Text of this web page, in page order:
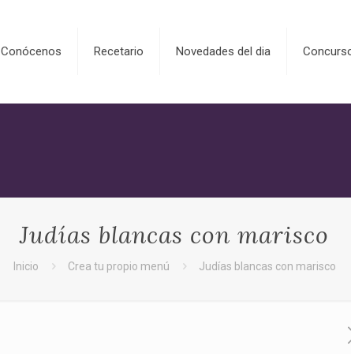
Conócenos Recetario Novedades del dia
Judías blancas con marisco
Inicio Crea tu propio menú Judías blancas con marisco